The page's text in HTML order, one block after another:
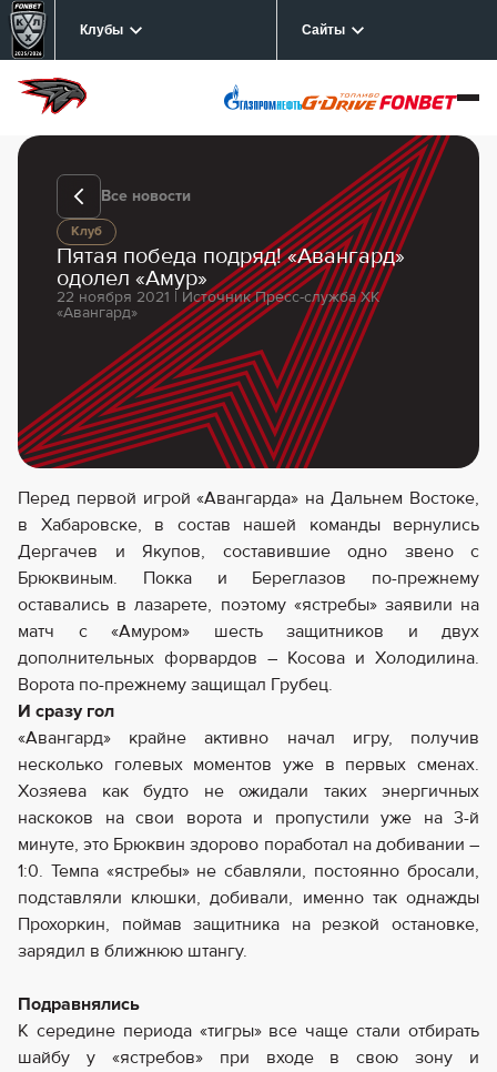
Клубы Сайты
Все новости
Клуб
Пятая победа подряд! «Авангард»
одолел «Амур»
22 ноября 2021 | Источник Пресс-служба ХК
«Авангард»
Перед первой игрой «Авангарда» на Дальнем Востоке,
в Хабаровске, в состав нашей команды вернулись
Дергачев и Якупов, составившие одно звено с
Брюквиным. Покка и Береглазов по-прежнему
оставались в лазарете, поэтому «ястребы» заявили на
матч с «Амуром» шесть защитников и двух
дополнительных форвардов – Косова и Холодилина.
Ворота по-прежнему защищал Грубец.
И сразу гол
«Авангард» крайне активно начал игру, получив
несколько голевых моментов уже в первых сменах.
Хозяева как будто не ожидали таких энергичных
наскоков на свои ворота и пропустили уже на 3-й
минуте, это Брюквин здорово поработал на добивании –
1:0. Темпа «ястребы» не сбавляли, постоянно бросали,
подставляли клюшки, добивали, именно так однажды
Прохоркин, поймав защитника на резкой остановке,
зарядил в ближнюю штангу.
Подравнялись
К середине периода «тигры» все чаще стали отбирать
шайбу у «ястребов» при входе в свою зону и